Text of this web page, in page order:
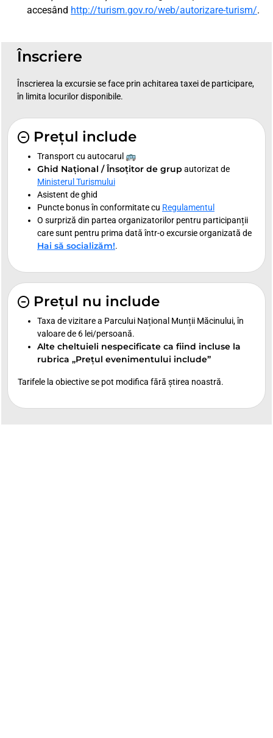
accesând http://turism.gov.ro/web/autorizare-turism/.
Înscriere
Înscrierea la excursie se face prin achitarea taxei de participare,
în limita locurilor disponibile.
Prețul include
Transport cu autocarul 🚌
Ghid Național / Însoțitor de grup autorizat de
Ministerul Turismului
Asistent de ghid
Puncte bonus în conformitate cu Regulamentul
O surpriză din partea organizatorilor pentru participanții
care sunt pentru prima dată într-o excursie organizată de
Hai să socializăm!.
Prețul nu include
Taxa de vizitare a Parcului Național Munții Măcinului, în
valoare de 6 lei/persoană.
Alte cheltuieli nespecificate ca fiind incluse la
rubrica „Prețul evenimentului include”
Tarifele la obiective se pot modifica fără știrea noastră.